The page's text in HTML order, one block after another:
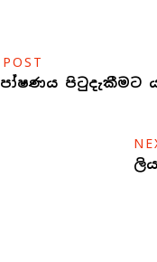
පිටුදැකීමට